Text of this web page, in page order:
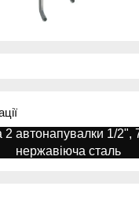
2 автонапувалки 1/2",
нержавіюча сталь